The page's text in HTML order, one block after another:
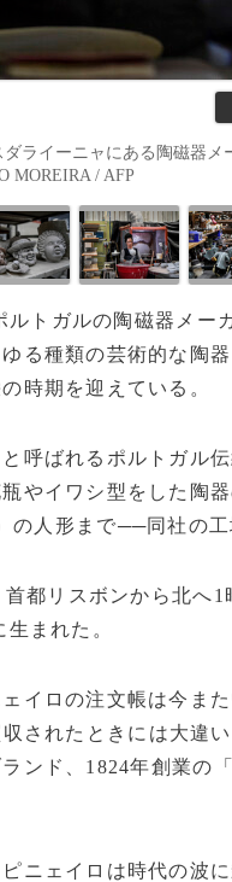
ライーニャにある陶磁器メ
MOREIRA / AFP
ルトガルの陶磁器メー
ゆる種類の芸術的な陶
時期を迎えている。
と呼ばれるポルトガル
やイワシ型をした陶
の人形まで──同社の
都リスボンから北へ1
生まれた。
イロの注文帳は今ま
収されたときには大違
ランド、1824年創業の
ニェイロは時代の波